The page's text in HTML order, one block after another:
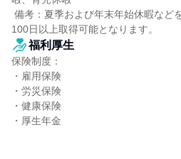
100日以上取得可能となります。
福利厚生
保険制度：
・雇用保険
・労災保険
・健康保険
・厚生年金